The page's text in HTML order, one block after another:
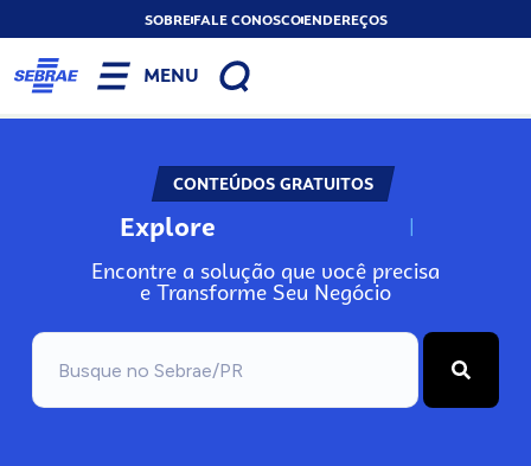
SOBREFALE CONOSCOENDEREÇOS
MENU
CONTEÚDOS GRATUITOS
Explore N
Encontre a solução que você precisa
e Transforme Seu Negócio